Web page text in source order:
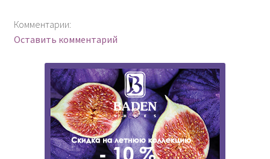
Комментарии:
Оставить комментарий